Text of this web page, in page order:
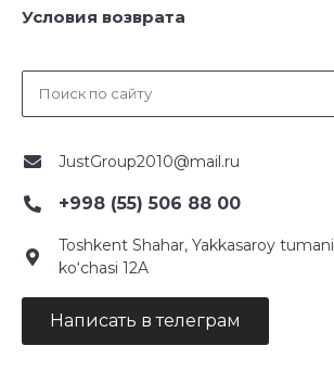
Условия возврата
JustGroup2010@mail.ru
+998 (55) 506 88 00
Toshkent Shahar, Yakkasaroy
ko‘chasi 12A
Написать в телеграм